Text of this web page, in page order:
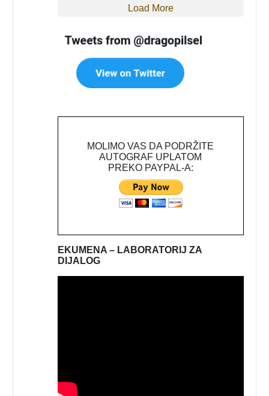
Load More
MOLIMO VAS DA PODRŽITE
AUTOGRAF UPLATOM
PREKO PAYPAL-A:
EKUMENA – LABORATORIJ ZA
DIJALOG